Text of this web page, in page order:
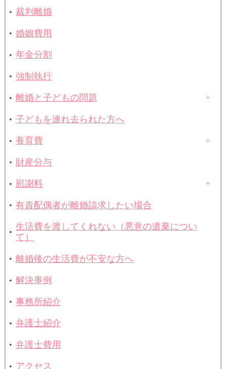
裁判離婚
婚姻費用
年金分割
強制執行
離婚と子どもの問題
子どもを連れ去られた方へ
養育費
財産分与
慰謝料
有責配偶者が離婚請求したい場合
生活費を渡してくれない（悪意の遺棄につい
て）
離婚後の生活費が不安な方へ
解決事例
事務所紹介
弁護士紹介
弁護士費用
アクセス